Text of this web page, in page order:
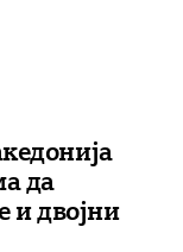
да
двојни